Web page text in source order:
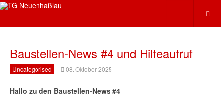
Baustellen-News #4 und Hilfeaufruf
Uncategorised 08. Oktober 2025
Hallo zu den Baustellen-News #4